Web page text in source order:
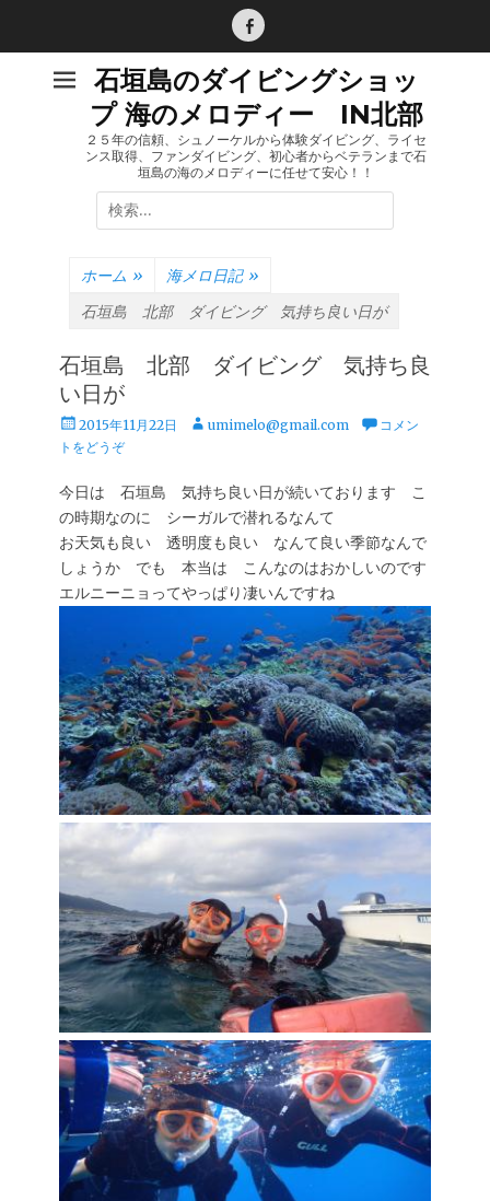
Facebook
石垣島のダイビングショッ
プ 海のメロディー IN北部
２５年の信頼、シュノーケルから体験ダイビング、ライセ
ンス取得、ファンダイビング、初心者からベテランまで石
垣島の海のメロディーに任せて安心！！
検
索:
ホーム » 海メロ日記 »
石垣島 北部 ダイビング 気持ち良い日が
石垣島 北部 ダイビング 気持ち良
い日が
投
稿
2015年11月22日
投 umimelo@gmail.com
コメン
トをどうぞ
今日は 石垣島 気持ち良い日が続いております こ
の時期なのに シーガルで潜れるなんて
お天気も良い 透明度も良い なんて良い季節なんで
しょうか でも 本当は こんなのはおかしいのです
エルニーニョってやっぱり凄いんですね